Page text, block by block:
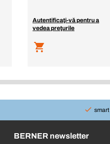
Autentificaţi-vă pentru a
vedea preţurile
smart
BERNER newsletter